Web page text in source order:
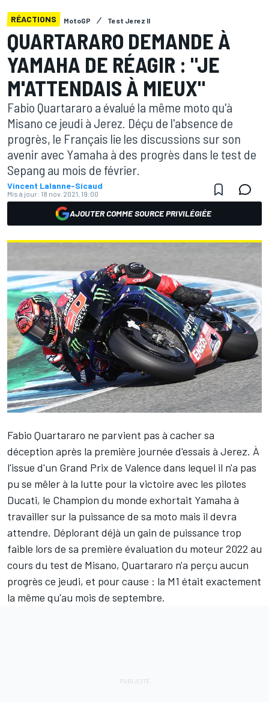
RÉACTIONS MotoGP Test Jerez II
QUARTARARO DEMANDE À
YAMAHA DE RÉAGIR : "JE
M'ATTENDAIS À MIEUX"
Fabio Quartararo a évalué la même moto qu'à
Misano ce jeudi à Jerez. Déçu de l'absence de
progrès, le Français lie les discussions sur son
avenir avec Yamaha à des progrès dans le test de
Sepang au mois de février.
Vincent Lalanne-Sicaud
Mis à jour: 18 nov. 2021, 19:00
AJOUTER COMME SOURCE PRIVILÉGIÉE
Fabio Quartararo ne parvient pas à cacher sa
déception après la première journée d'essais à Jerez. À
l'issue d'un Grand Prix de Valence dans lequel il n'a pas
pu se mêler à la lutte pour la victoire avec les pilotes
Ducati, le Champion du monde exhortait Yamaha à
travailler sur la puissance de sa moto mais il devra
attendre. Déplorant déjà un gain de puissance trop
faible lors de sa première évaluation du moteur 2022 au
cours du test de Misano, Quartararo n'a perçu aucun
progrès ce jeudi, et pour cause : la M1 était exactement
la même qu'au mois de septembre.